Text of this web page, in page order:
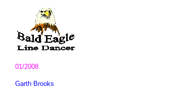
01/2008
Garth Brooks